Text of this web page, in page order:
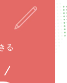
る